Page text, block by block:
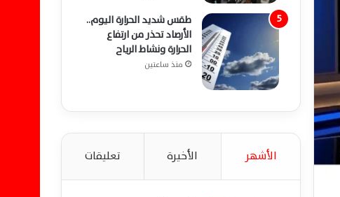
طقس شديد الحرارة اليوم..
الأرصاد تحذر من ارتفاع
الحرارة ونشاط الرياح
منذ ساعتين
الأشهر الأخيرة تعليقات